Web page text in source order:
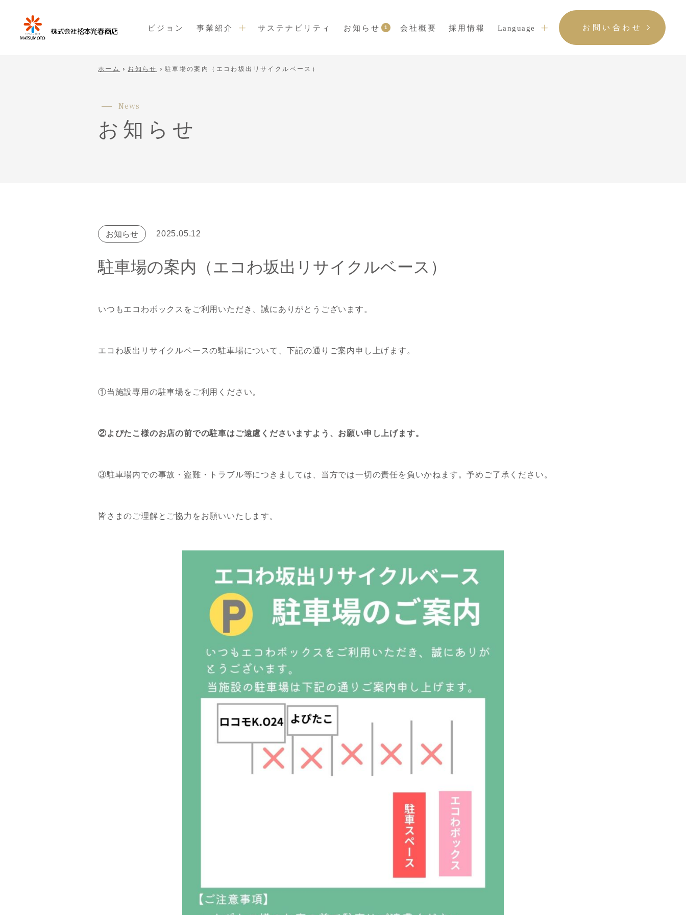
ビジョン 事業紹介 サステナビリティ お知らせ 1 会社概要 採用情報 Language お問い合わせ
ホーム お知らせ 駐車場の案内（エコわ坂出リサイクルベース）
News
お 知 ら せ
お知らせ 2025.05.12
駐車場の案内（エコわ坂出リサイクルベース）
いつもエコわボックスをご利用いただき、誠にありがとうございます。
エコわ坂出リサイクルベースの駐車場について、下記の通りご案内申し上げます。
①当施設専用の駐車場をご利用ください。
②よぴたこ様のお店の前での駐車はご遠慮くださいますよう、お願い申し上げます。
③駐車場内での事故・盗難・トラブル等につきましては、当方では一切の責任を負いかねます。予めご了承ください。
皆さまのご理解とご協力をお願いいたします。